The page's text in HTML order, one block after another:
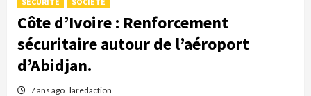
Côte d’Ivoire : Renforcement
sécuritaire autour de l’aéroport
d’Abidjan.
7 ans ago laredaction